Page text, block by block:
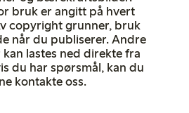
bruk er angitt på hvert
copyright grunner, bruk
når du publiserer. Andre
lastes ned direkte fra
du har spørsmål, kan du
kontakte oss.